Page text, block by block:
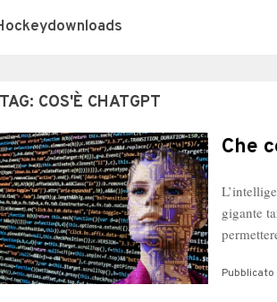
TAG: COS'È CHATGPT
Che
gigante
Pubblicato